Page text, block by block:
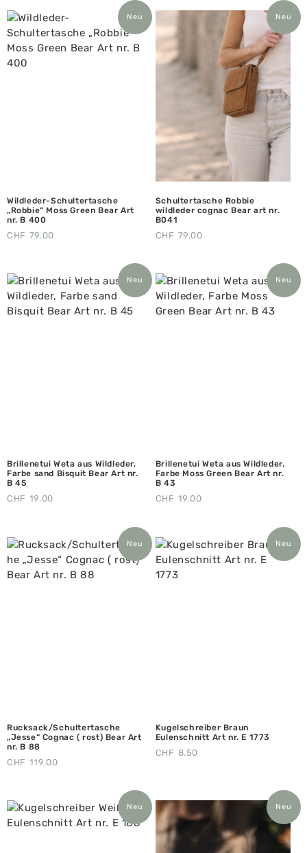
Neu
Wildleder-Schultertasche
„Robbie“ Moss Green Bear Art
nr. B 400
CHF 79.00
Neu
Schultertasche Robbie
wildleder cognac Bear art nr.
B041
CHF 79.00
Neu
Brillenetui Weta aus Wildleder,
Farbe sand Bisquit Bear Art nr.
B 45
CHF 19.00
Neu
Brillenetui Weta aus Wildleder,
Farbe Moss Green Bear Art nr.
B 43
CHF 19.00
Neu
Rucksack/Schultertasche
„Jesse“ Cognac ( rost) Bear Art
nr. B 88
CHF 119.00
Neu
Kugelschreiber Braun
Eulenschnitt Art nr. E 1773
CHF 8.50
Neu Neu